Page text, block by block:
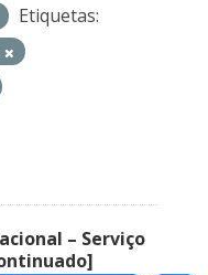
Etiquetas:
– Serviço